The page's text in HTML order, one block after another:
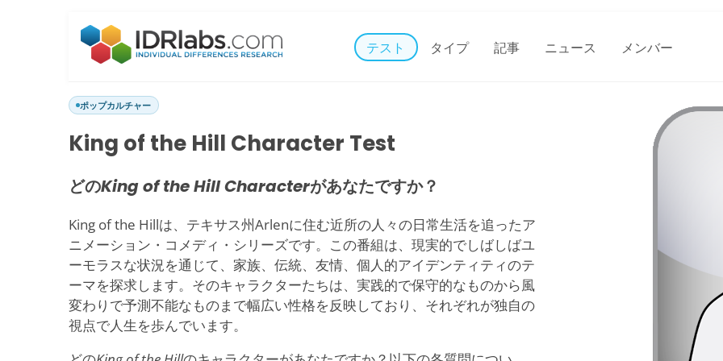
テスト タイプ 記事 ニュース メンバー
ポップカルチャー
King of the Hill Character Test
どのKing of the Hill Characterがあなたですか？
King of the Hillは、テキサス州Arlenに住む近所の人々の日常生活を追ったア
ニメーション・コメディ・シリーズです。この番組は、現実的でしばしばユ
ーモラスな状況を通じて、家族、伝統、友情、個人的アイデンティティのテ
ーマを探求します。そのキャラクターたちは、実践的で保守的なものから風
変わりで予測不能なものまで幅広い性格を反映しており、それぞれが独自の
視点で人生を歩んでいます。